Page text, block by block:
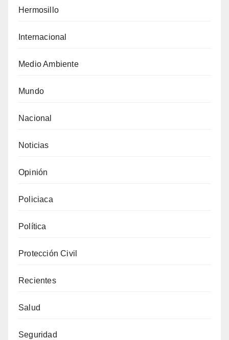
Hermosillo
Internacional
Medio Ambiente
Mundo
Nacional
Noticias
Opinión
Policiaca
Política
Protección Civil
Recientes
Salud
Seguridad